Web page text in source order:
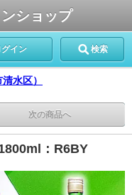
ショップ
グイン 検索
水区）
次の商品へ
：R6BY